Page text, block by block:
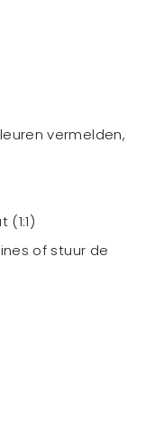
vermelden,
of stuur de